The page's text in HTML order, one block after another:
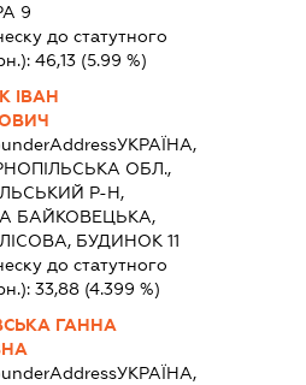
9
до статутного
46,13 (5.99 %)
ІВАН
УКРАЇНА,
ОБЛ.,
Р-Н,
БАЙКОВЕЦЬКА,
БУДИНОК 11
до статутного
33,88 (4.399 %)
ГАННА
УКРАЇНА,